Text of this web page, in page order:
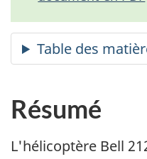
Résumé
L'hélicoptère Bell